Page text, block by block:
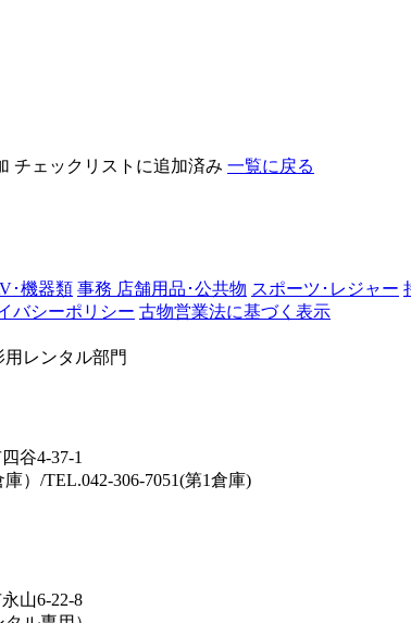
チェックリストに追加済み 一覧に戻る
･機器類 事務 店舗用品･公共物 スポーツ･レジャー
バシーポリシー 古物営業法に基づく表示
レンタル部門
谷4-37-1
）/TEL.042-306-7051(第1倉庫)
山6-22-8